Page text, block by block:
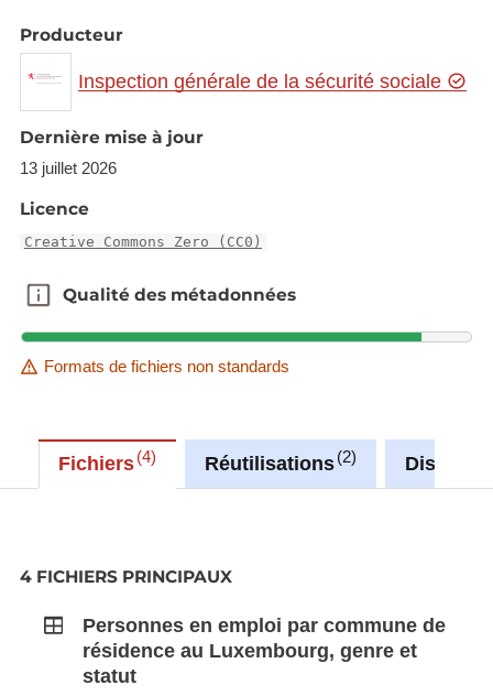
Producteur
Inspection générale de la sécurité sociale
Dernière mise à jour
13 juillet 2026
Licence
Creative Commons Zero (CC0)
Qualité des métadonnées
Qualité des métadonnées
Formats de fichiers non standards
Fichiers 4 Réutilisations 2
4 FICHIERS PRINCIPAUX
Personnes en emploi par commune de
résidence au Luxembourg, genre et
statut